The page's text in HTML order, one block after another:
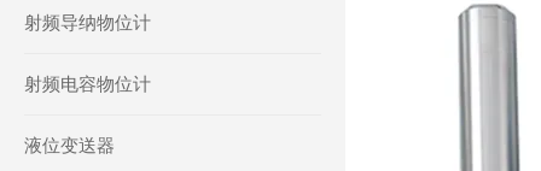
射频导纳物位计
射频电容物位计
液位变送器